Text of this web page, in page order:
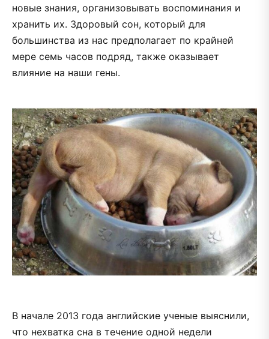
новые знания, организовывать воспоминания и
хранить их. Здоровый сон, который для
большинства из нас предполагает по крайней
мере семь часов подряд, также оказывает
влияние на наши гены.
В начале 2013 года английские ученые выяснили,
что нехватка сна в течение одной недели